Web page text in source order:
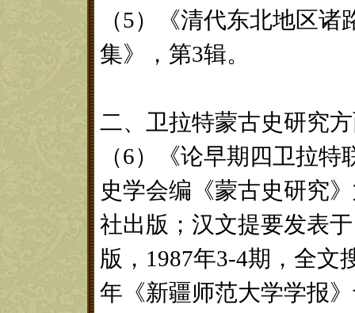
（5）《清代东北地区
集》，第3辑。
二、卫拉特蒙古史研究
（6）《论早期四卫拉
史学会编《蒙古史研究
社出版；汉文提要发表
版，1987年3-4期，全文
年《新疆师范大学学报